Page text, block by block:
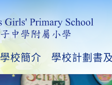
學校簡介 學校計劃書